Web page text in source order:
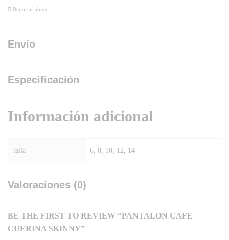
Reportar abuso
Envío
Especificación
Información adicional
talla 6, 8, 10, 12, 14
Valoraciones (0)
BE THE FIRST TO REVIEW “PANTALON CAFE
CUERINA SKINNY”